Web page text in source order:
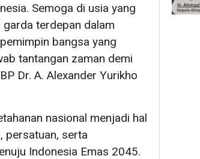
Semoga di usia yang
garda terdepan dalam
bangsa yang
tantangan zaman demi
Dr. A. Alexander Yurikho
nasional menjadi hal
persatuan, serta
Indonesia Emas 2045.